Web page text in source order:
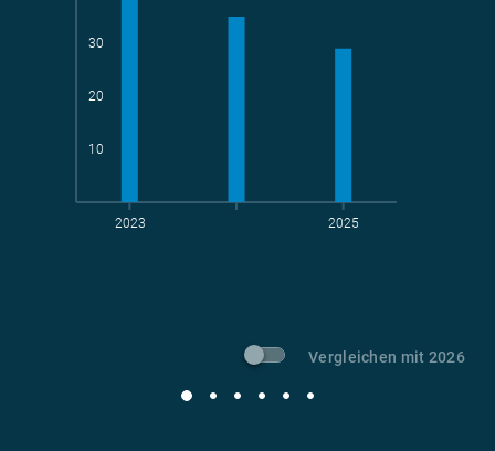
2023 2025
10
20
30
Vergleichen mit 2026